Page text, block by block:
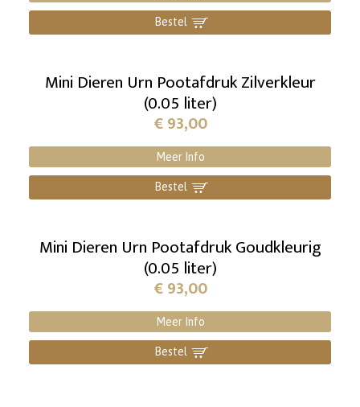
Bestel ]
Mini Dieren Urn Pootafdruk Zilverkleur
(0.05 liter)
€93,00
Meer Info
Bestel ]
Mini Dieren Urn Pootafdruk Goudkleurig
(0.05 liter)
€93,00
Meer Info
Bestel ]